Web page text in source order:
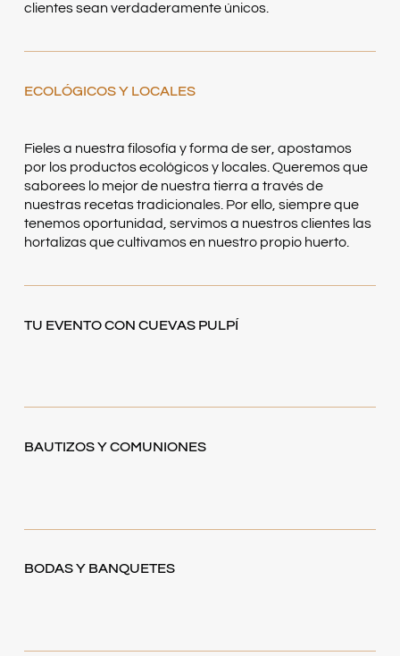
clientes sean verdaderamente únicos.
ECOLÓGICOS Y LOCALES
Fieles a nuestra filosofía y forma de ser, apostamos
por los productos ecológicos y locales. Queremos que
saborees lo mejor de nuestra tierra a través de
nuestras recetas tradicionales. Por ello, siempre que
tenemos oportunidad, servimos a nuestros clientes las
hortalizas que cultivamos en nuestro propio huerto.
TU EVENTO CON CUEVAS PULPÍ
BAUTIZOS Y COMUNIONES
BODAS Y BANQUETES